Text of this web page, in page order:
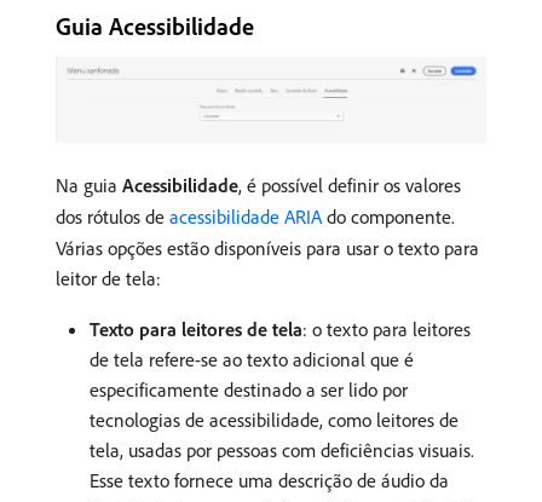
Guia Acessibilidade
Na guia Acessibilidade, é possível definir os valores
dos rótulos de acessibilidade ARIAdo componente.
Várias opções estão disponíveis para usar o texto para
leitor de tela:
Texto para leitores de tela: o texto para leitores
de tela refere-se ao texto adicional que é
especificamente destinado a ser lido por
tecnologias de acessibilidade, como leitores de
tela, usadas por pessoas com deficiências visuais.
Esse texto fornece uma descrição de áudio da